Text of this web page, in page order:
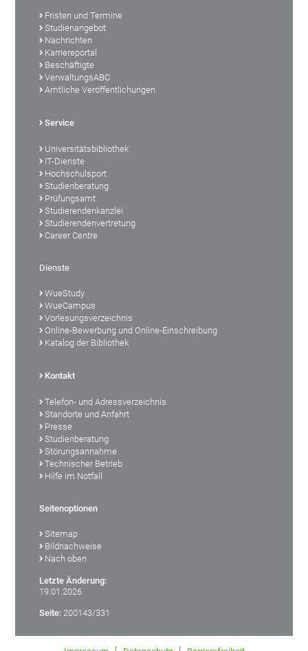
Fristen und Termine
Studienangebot
Nachrichten
Karriereportal
Beschäftigte
VerwaltungsABC
Amtliche Veröffentlichungen
Service
Universitätsbibliothek
IT-Dienste
Hochschulsport
Studienberatung
Prüfungsamt
Studierendenkanzlei
Studierendenvertretung
Career Centre
Dienste
WueStudy
WueCampus
Vorlesungsverzeichnis
Online-Bewerbung und Online-Einschreibung
Katalog der Bibliothek
Kontakt
Telefon- und Adressverzeichnis
Standorte und Anfahrt
Presse
Studienberatung
Störungsannahme
Technischer Betrieb
Hilfe im Notfall
Seitenoptionen
Sitemap
Bildnachweise
Nach oben
Letzte Änderung:
19.01.2026
Seite: 200143/331